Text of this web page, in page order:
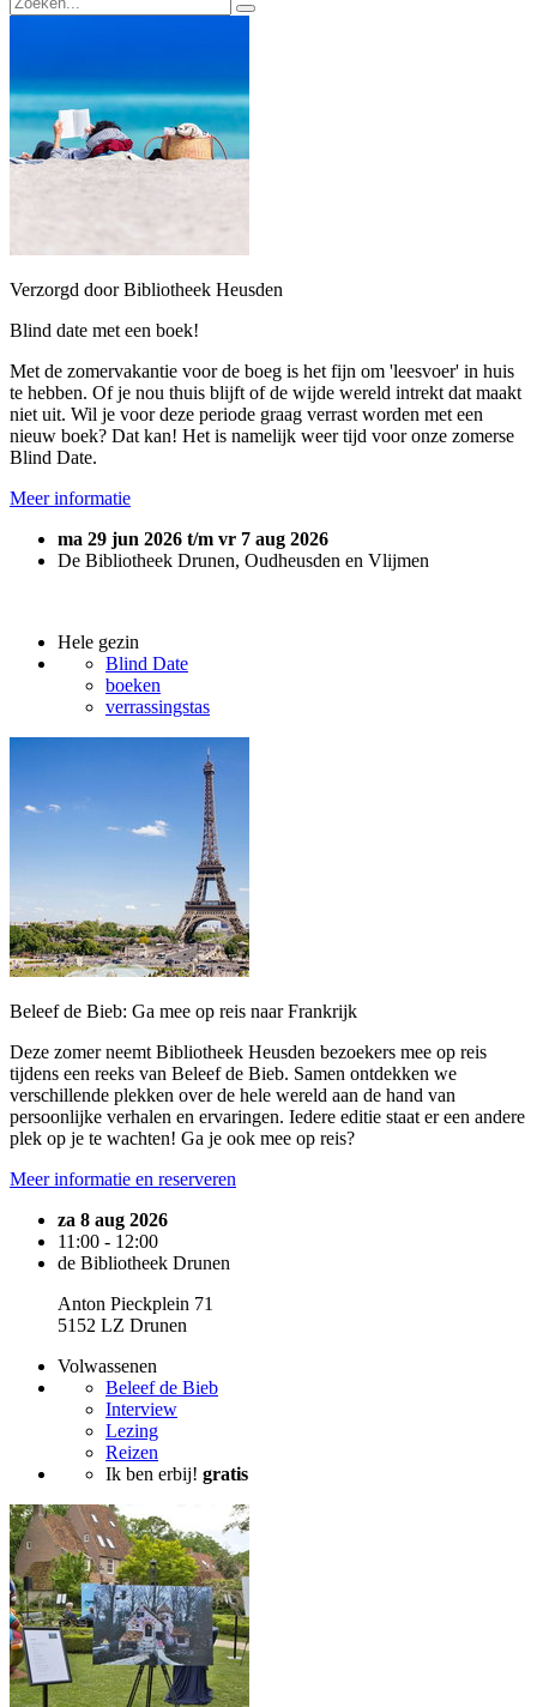
Verzorgd door Bibliotheek Heusden
Blind date met een boek!
Met de zomervakantie voor de boeg is het fijn om 'leesvoer' in huis
te hebben. Of je nou thuis blijft of de wijde wereld intrekt dat maakt
niet uit. Wil je voor deze periode graag verrast worden met een
nieuw boek? Dat kan! Het is namelijk weer tijd voor onze zomerse
Blind Date.
Meer informatie
ma 29 jun 2026 t/m vr 7 aug 2026
De Bibliotheek Drunen, Oudheusden en Vlijmen
Hele gezin
Blind Date
boeken
verrassingstas
Beleef de Bieb: Ga mee op reis naar Frankrijk
Deze zomer neemt Bibliotheek Heusden bezoekers mee op reis
tijdens een reeks van Beleef de Bieb. Samen ontdekken we
verschillende plekken over de hele wereld aan de hand van
persoonlijke verhalen en ervaringen. Iedere editie staat er een andere
plek op je te wachten! Ga je ook mee op reis?
Meer informatie en reserveren
za 8 aug 2026
11:00 - 12:00
de Bibliotheek Drunen
Anton Pieckplein 71
5152 LZ Drunen
Volwassenen
Beleef de Bieb
Interview
Lezing
Reizen
Ik ben erbij! gratis